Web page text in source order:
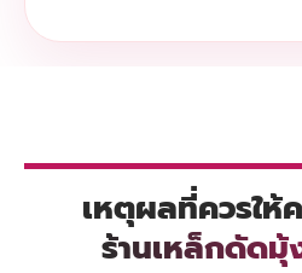
เหตุผลที่ควรให้ค
ร้านเหล็กดัด